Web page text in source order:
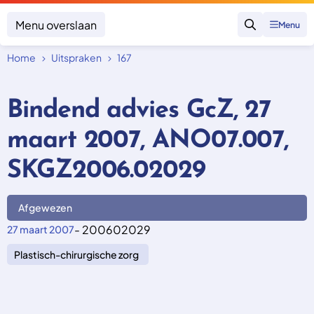
Menu overslaan
Zoeken
Menu
Onderwerpen
Zorgverzekering afsluiten
Vergoeding van zorg
Zorg in het buitenland
Geen zorgverzekering
Focus en impact
Uitspraken
Over SKGZ
Nieuws
Home Uitspraken 167
Bindend advies GcZ, 27
maart 2007, ANO07.007,
SKGZ2006.02029
Afgewezen
27 maart 2007- 200602029
Plastisch-chirurgische zorg